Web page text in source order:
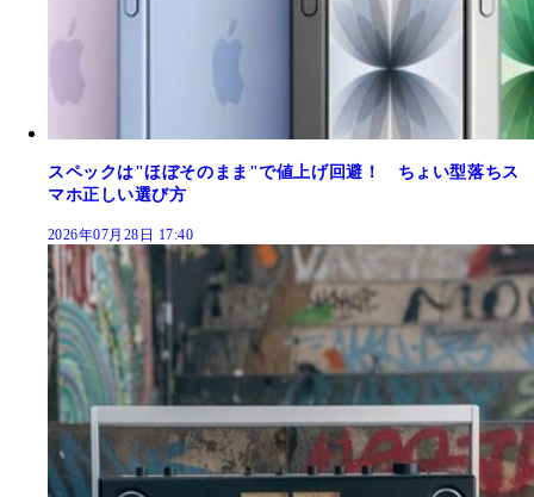
スペックは"ほぼそのまま"で値上げ回避！ ちょい型落ちス
マホ正しい選び方
2026年07月28日 17:40